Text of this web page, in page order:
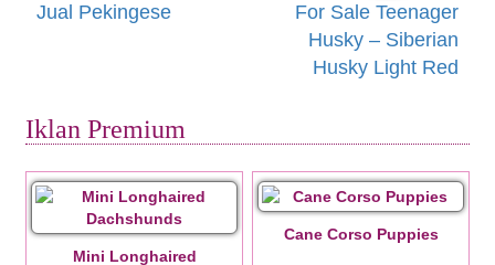
Jual Pekingese
For Sale Teenager
Husky – Siberian
Husky Light Red
Iklan Premium
Mini Longhaired
Cane Corso Puppies